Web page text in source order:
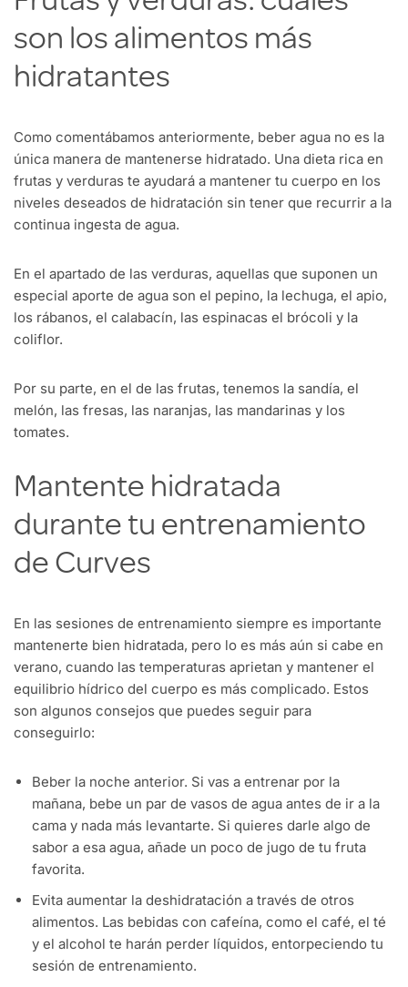
son los alimentos más
hidratantes
Como comentábamos anteriormente, beber agua no es la
única manera de mantenerse hidratado. Una dieta rica en
frutas y verduras te ayudará a mantener tu cuerpo en los
niveles deseados de hidratación sin tener que recurrir a la
continua ingesta de agua.
En el apartado de las verduras, aquellas que suponen un
especial aporte de agua son el pepino, la lechuga, el apio,
los rábanos, el calabacín, las espinacas el brócoli y la
coliflor.
Por su parte, en el de las frutas, tenemos la sandía, el
melón, las fresas, las naranjas, las mandarinas y los
tomates.
Mantente hidratada
durante tu entrenamiento
de Curves
En las sesiones de entrenamiento siempre es importante
mantenerte bien hidratada, pero lo es más aún si cabe en
verano, cuando las temperaturas aprietan y mantener el
equilibrio hídrico del cuerpo es más complicado. Estos
son algunos consejos que puedes seguir para
conseguirlo:
Beber la noche anterior. Si vas a entrenar por la
mañana, bebe un par de vasos de agua antes de ir a la
cama y nada más levantarte. Si quieres darle algo de
sabor a esa agua, añade un poco de jugo de tu fruta
favorita.
Evita aumentar la deshidratación a través de otros
alimentos. Las bebidas con cafeína, como el café, el té
y el alcohol te harán perder líquidos, entorpeciendo tu
sesión de entrenamiento.